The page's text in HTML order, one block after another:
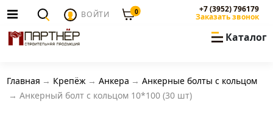
ВОЙТИ 0 +7 (3952) 796179
Заказать звонок
Каталог
Главная Крепёж Анкера
Анкерные болты с кольцом
Анкерный болт с кольцом 10*100 (30 шт)